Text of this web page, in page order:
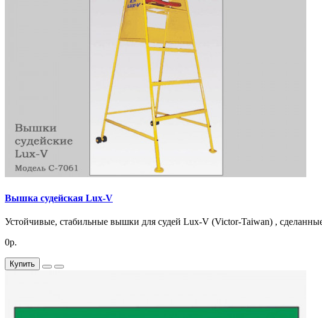
Вышка судейская Lux-V
Устойчивые, стабильные вышки для судей Lux-V (Victor-Taiwan) , сделанные
0р.
Купить